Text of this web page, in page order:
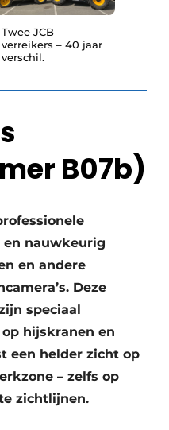
Twee JCB
verreikers – 40 jaar
verschil.
B07b)
nauwkeurig
en andere
Deze
speciaal
hijskranen en
een helder zicht op
– zelfs op
zichtlijnen.